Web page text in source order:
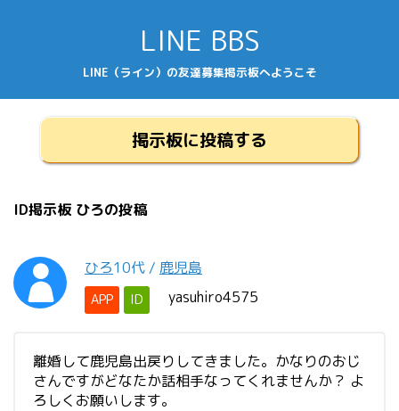
LINE BBS
LINE（ライン）の友達募集掲示板へようこそ
掲示板に投稿する
ID掲示板 ひろの投稿
ひろ10代 / 鹿児島
APP ID yasuhiro4575
離婚して鹿児島出戻りしてきました。かなりのおじ
さんですがどなたか話相手なってくれませんか？ よ
ろしくお願いします。